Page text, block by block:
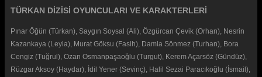
TÜRKAN DİZİSİ OYUNCULARI VE KARAKTERLERİ
Pınar Öğün (Türkan), Saygın Soysal (Ali), Özgürcan Çevik (Orhan), Nesrin
Kazankaya (Leyla), Murat Göksu (Fasih), Damla Sönmez (Turhan), Bora
Cengiz (Tuğrul), Ozan Osmanpaşaoğlu (Turgut), Kerem Açarsöz (Gündüz),
Rüzgar Aksoy (Haydar), İdil Yener (Sevinç), Halil Sezai Paracıkoğlu (İsmail),